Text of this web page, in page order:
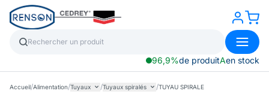
96,9%de produitAen stock
Accueil/Alimentation/Tuyaux /Tuyaux spiralés /TUYAU SPIRALE